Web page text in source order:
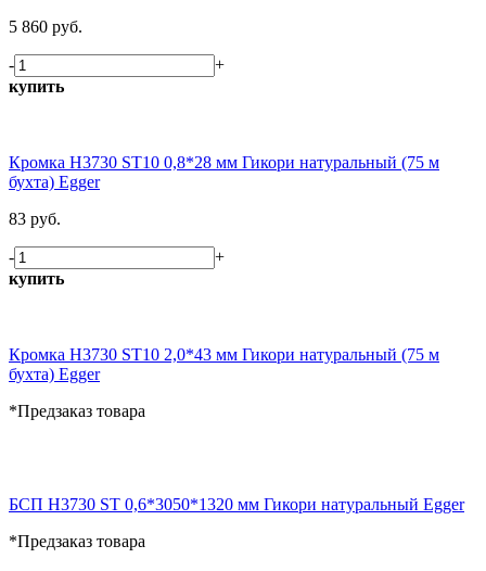
5 860 руб.
-
+
купить
Кромка H3730 ST10 0,8*28 мм Гикори натуральный (75 м
бухта) Egger
83 руб.
-
+
купить
Кромка H3730 ST10 2,0*43 мм Гикори натуральный (75 м
бухта) Egger
*Предзаказ товара
БСП H3730 ST 0,6*3050*1320 мм Гикори натуральный Egger
*Предзаказ товара